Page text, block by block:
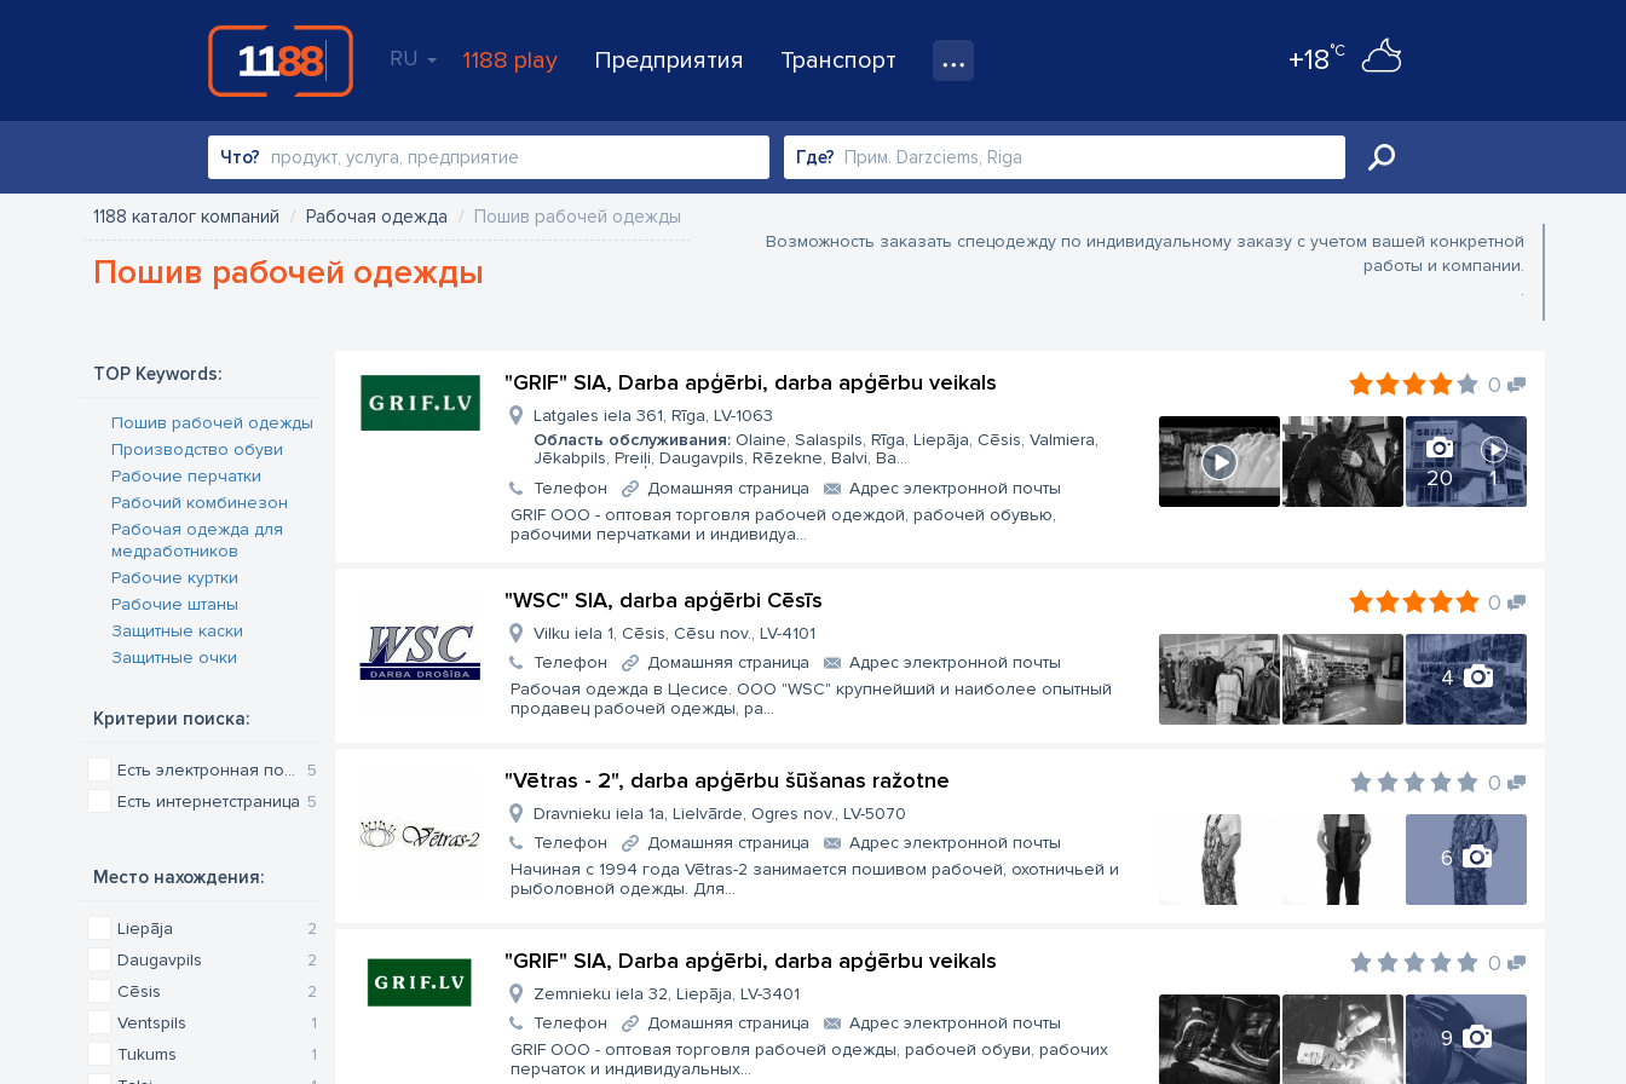
RU 1188 play Предприятия Транспорт +18°C
Что? Где?
1188 каталог компаний Рабочая одежда Пошив рабочей одежды
Пошив рабочей одежды
Возможность заказать спецодежду по индивидуальному заказу с учетом вашей конкретной
работы и компании.
.
TOP Keywords:
Пошив рабочей одежды
Производство обуви
Рабочие перчатки
Рабочий комбинезон
Рабочая одежда для
медработников
Рабочие куртки
Рабочие штаны
Защитные каски
Защитные очки
Критерии поиска:
5
Есть электронная почта
5
Есть интернетстраница
Место нахождения:
2
Liepāja
2
Daugavpils
2
Cēsis
1
Ventspils
1
Tukums
"GRIF" SIA, Darba apģērbi, darba apģērbu veikals 0
20 1
Latgales iela 361, Rīga, LV-1063
Область обслуживания: Olaine, Salaspils, Rīga, Liepāja, Cēsis, Valmiera,
Jēkabpils, Preiļi, Daugavpils, Rēzekne, Balvi, Ba...
Телефон
Домашняя страница
Aдрес электронной почты
GRIF ООО - оптовая торговля рабочей одеждой, рабочей обувью,
рабочими перчатками и индивидуа...
"WSC" SIA, darba apģērbi Cēsīs 0
4
Vilku iela 1, Cēsis, Cēsu nov., LV-4101
Телефон
Домашняя страница
Aдрес электронной почты
Рабочая одежда в Цесисе. ООО "WSC" крупнейший и наиболее опытный
продавец рабочей одежды, ра...
"Vētras - 2", darba apģērbu šūšanas ražotne 0
6
Dravnieku iela 1a, Lielvārde, Ogres nov., LV-5070
Телефон
Домашняя страница
Aдрес электронной почты
Начиная с 1994 года Vētras-2 занимается пошивом рабочей, охотничьей и
рыболовной одежды. Для...
"GRIF" SIA, Darba apģērbi, darba apģērbu veikals 0
9
Zemnieku iela 32, Liepāja, LV-3401
Телефон
Домашняя страница
Aдрес электронной почты
GRIF ООО - оптовая торговля рабочей одежды, рабочей обуви, рабочих
перчаток и индивидуальных...